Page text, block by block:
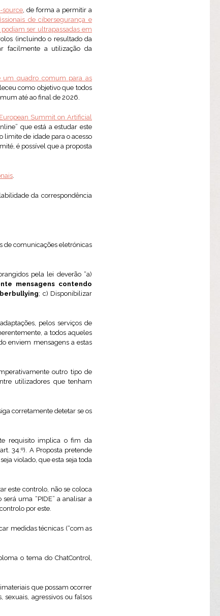
source, de forma a permitir a
de cibersegurança e
ser ultrapassadas em
(incluindo o resultado da
facilmente a utilização da
um quadro comum para as
como objetivo que todos
até ao final de 2026.
Summit on Artificial
que está a estudar este
de idade para o acesso
é possível que a proposta
.
da correspondência
de comunicações eletrónicas
pela lei deverão “a)
mensagens contendo
; c) Disponibilizar
pelos serviços de
a todos aqueles
enviem mensagens a estas
outro tipo de
utilizadores que tenham
corretamente detetar se os
requisito implica o fim da
34.º). A Proposta pretende
violado, que esta seja toda
este controlo, não se coloca
uma “PIDE” a analisar a
por este.
medidas técnicas (“com as
o tema do ChatControl,
que possam ocorrer
agressivos ou falsos